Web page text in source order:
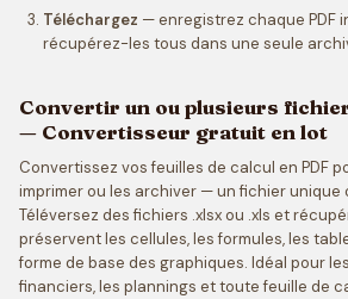
Téléchargez — enregistrez chaque PDF
récupérez-les tous dans une seule
Convertir un ou plusieurs
— Convertisseur gratuit en lot
Convertissez vos feuilles de calcul en PDF
imprimer ou les archiver — un fichier unique
Téléversez des fichiers .xlsx ou .xls et
préservent les cellules, les formules, les
forme de base des graphiques. Idéal pour
financiers, les plannings et toute feuille de